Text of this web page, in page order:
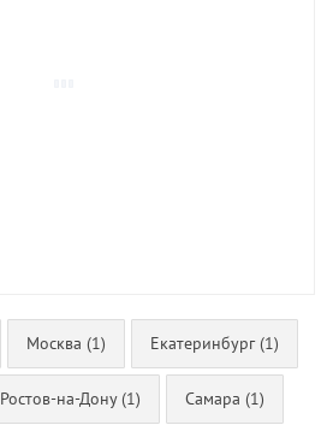
Москва (1) Екатеринбург (1)
Ростов-на-Дону (1) Самара (1)